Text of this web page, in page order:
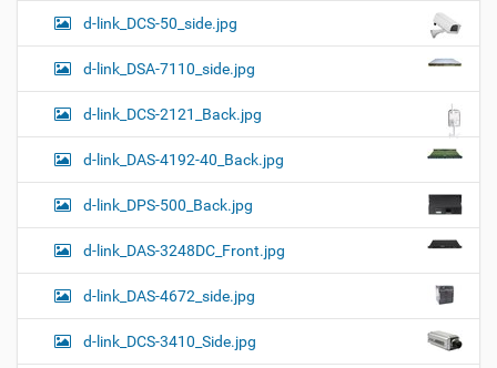
d-link_DCS-50_side.jpg
d-link_DSA-7110_side.jpg
d-link_DCS-2121_Back.jpg
d-link_DAS-4192-40_Back.jpg
d-link_DPS-500_Back.jpg
d-link_DAS-3248DC_Front.jpg
d-link_DAS-4672_side.jpg
d-link_DCS-3410_Side.jpg